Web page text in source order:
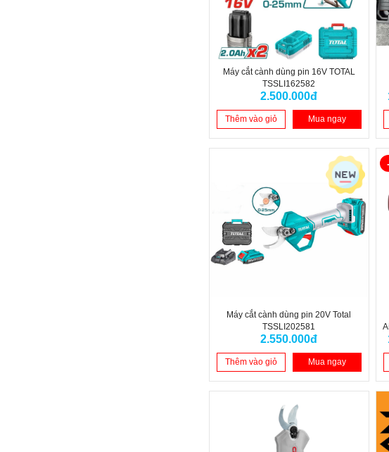
Máy cắt cành dùng pin 16V TOTAL
TSSLI162582
2.500.000đ
Thêm vào giỏ Mua ngay
Máy cắt cành dùng pin 20V Total
TSSLI202581
2.550.000đ
Thêm vào giỏ Mua ngay